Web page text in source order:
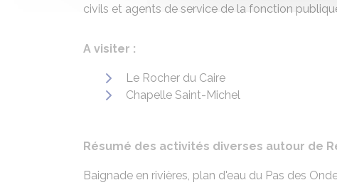
civils et agents de service de la fonction
A visiter :
Le Rocher du Caire
Chapelle Saint-Michel
Résumé des activités diverses autour de
Baignade en rivières, plan d'eau du Pas des